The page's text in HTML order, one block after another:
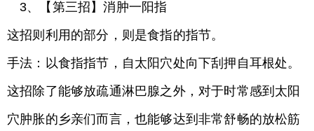
3、【第三招】消肿一阳指
这招则利用的部分，则是食指的指节。
手法：以食指指节，自太阳穴处向下刮押自耳根处。
这招除了能够放疏通淋巴腺之外，对于时常感到太阳
穴肿胀的乡亲们而言，也能够达到非常舒畅的放松筋